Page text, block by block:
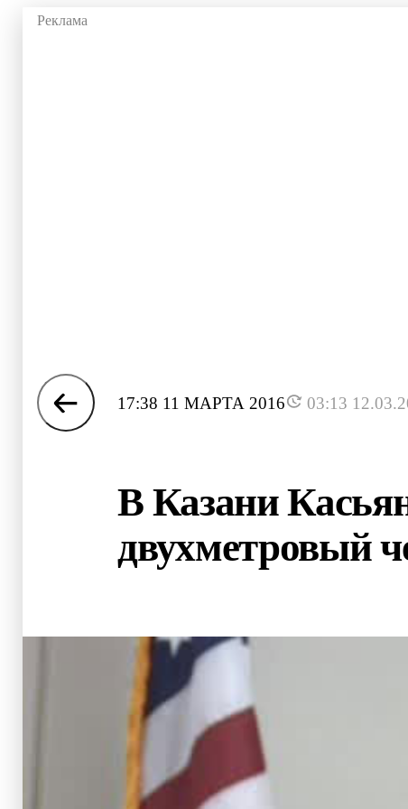
17:38 11 МАРТА 2016 03:13
В Казани
двухметровый